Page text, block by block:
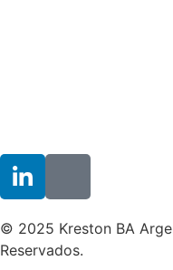
© 2025 Kreston BA
Reservados.